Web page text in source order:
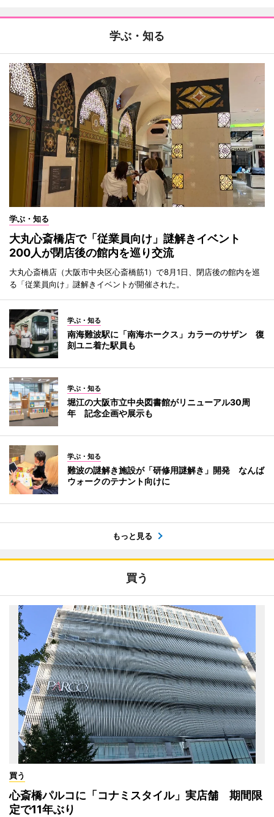
学ぶ・知る
学ぶ・知る
大丸心斎橋店で「従業員向け」謎解きイベント
200人が閉店後の館内を巡り交流
大丸心斎橋店（大阪市中央区心斎橋筋1）で8月1日、閉店後の館内を巡
る「従業員向け」謎解きイベントが開催された。
学ぶ・知る
南海難波駅に「南海ホークス」カラーのサザン 復
刻ユニ着た駅員も
学ぶ・知る
堀江の大阪市立中央図書館がリニューアル30周
年 記念企画や展示も
学ぶ・知る
難波の謎解き施設が「研修用謎解き」開発 なんば
ウォークのテナント向けに
もっと見る
買う
買う
心斎橋パルコに「コナミスタイル」実店舗 期間限
定で11年ぶり